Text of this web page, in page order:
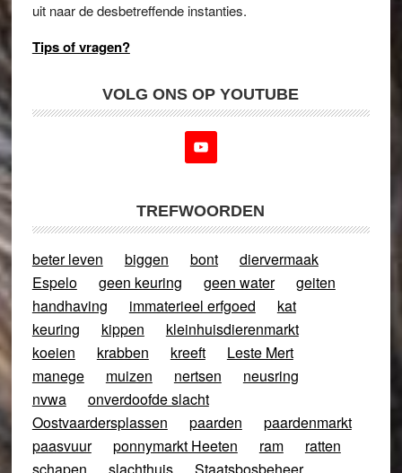
uit naar de desbetreffende instanties.
Tips of vragen?
VOLG ONS OP YOUTUBE
TREFWOORDEN
beter leven biggen bont
diervermaak
Espelo
geen keuring geen water
geiten
handhaving
immaterieel erfgoed
kat
keuring
kippen
kleinhuisdierenmarkt
koeien
krabben kreeft
Leste Mert
manege
muizen nertsen
neusring
nvwa
onverdoofde slacht
Oostvaardersplassen
paarden
paardenmarkt
paasvuur
ponnymarkt Heeten ram
ratten